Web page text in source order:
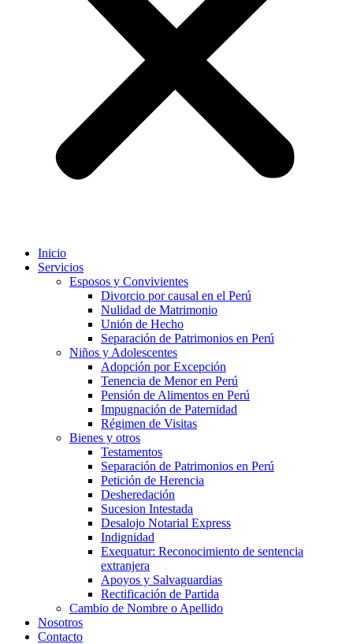
Inicio
Servicios
Esposos y Convivientes
Divorcio por causal en el Perú
Nulidad de Matrimonio
Unión de Hecho
Separación de Patrimonios en Perú
Niños y Adolescentes
Adopción por Excepción
Tenencia de Menor en Perú
Pensión de Alimentos en Perú
Impugnación de Paternidad
Régimen de Visitas
Bienes y otros
Testamentos
Separación de Patrimonios en Perú
Petición de Herencia
Desheredación
Sucesion Intestada
Desalojo Notarial Express
Indignidad
Exequatur: Reconocimiento de sentencia
extranjera
Apoyos y Salvaguardias
Rectificación de Partida
Cambio de Nombre o Apellido
Nosotros
Contacto